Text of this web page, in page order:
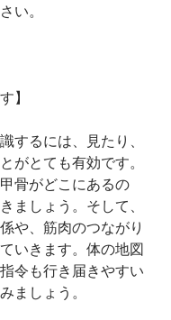
い。
】
するには、見たり、
がとても有効です。
骨がどこにあるの
ましょう。そして、
や、筋肉のつながり
いきます。体の地図
令も行き届きやすい
ましょう。